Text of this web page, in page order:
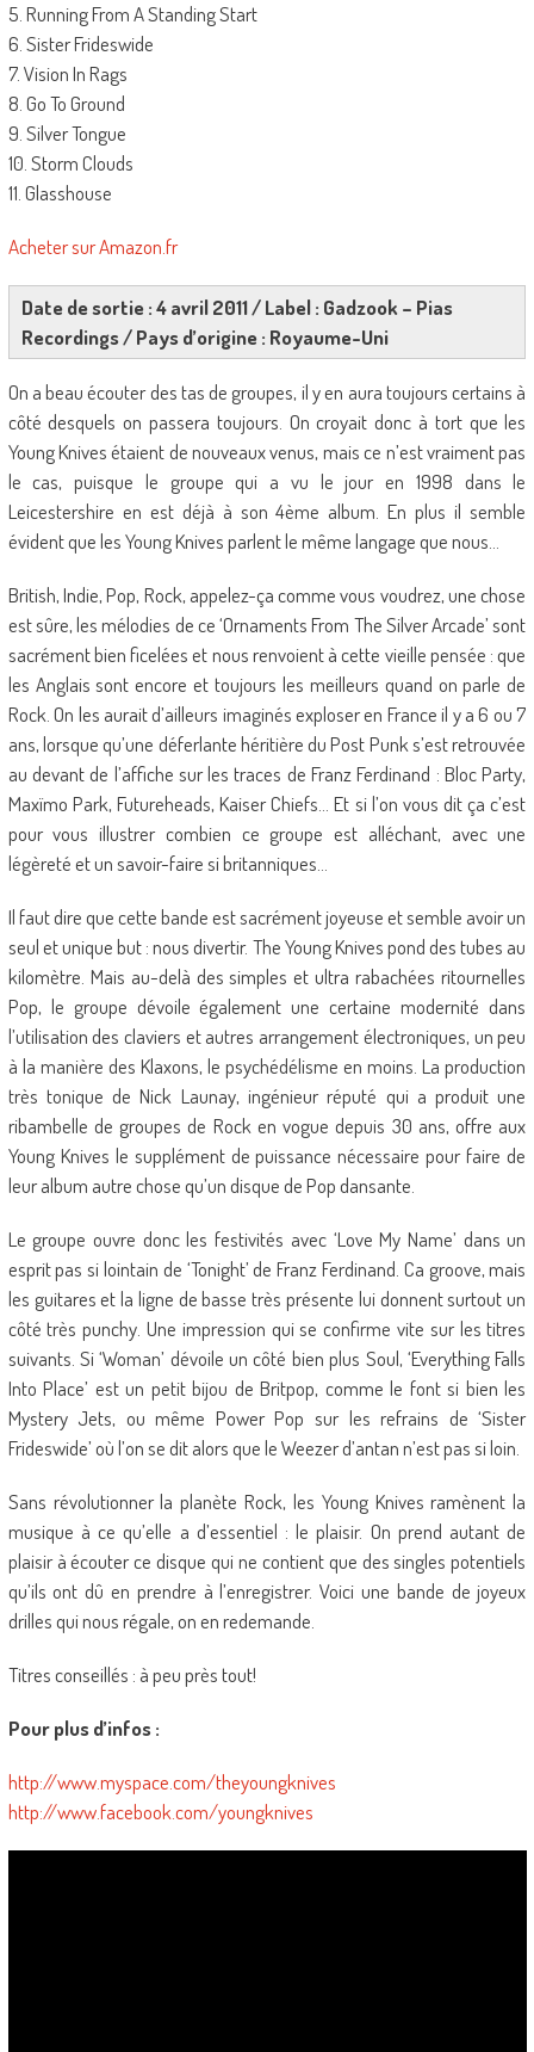
5. Running From A Standing Start
6. Sister Frideswide
7. Vision In Rags
8. Go To Ground
9. Silver Tongue
10. Storm Clouds
11. Glasshouse
Acheter sur Amazon.fr
Date de sortie : 4 avril 2011 / Label : Gadzook – Pias
Recordings / Pays d’origine : Royaume-Uni
On a beau écouter des tas de groupes, il y en aura toujours certains à
côté desquels on passera toujours. On croyait donc à tort que les
Young Knives étaient de nouveaux venus, mais ce n’est vraiment pas
le cas, puisque le groupe qui a vu le jour en 1998 dans le
Leicestershire en est déjà à son 4ème album. En plus il semble
évident que les Young Knives parlent le même langage que nous…
British, Indie, Pop, Rock, appelez-ça comme vous voudrez, une chose
est sûre, les mélodies de ce ‘Ornaments From The Silver Arcade’ sont
sacrément bien ficelées et nous renvoient à cette vieille pensée : que
les Anglais sont encore et toujours les meilleurs quand on parle de
Rock. On les aurait d’ailleurs imaginés exploser en France il y a 6 ou 7
ans, lorsque qu’une déferlante héritière du Post Punk s’est retrouvée
au devant de l’affiche sur les traces de Franz Ferdinand : Bloc Party,
Maxïmo Park, Futureheads, Kaiser Chiefs… Et si l’on vous dit ça c’est
pour vous illustrer combien ce groupe est alléchant, avec une
légèreté et un savoir-faire si britanniques…
Il faut dire que cette bande est sacrément joyeuse et semble avoir un
seul et unique but : nous divertir. The Young Knives pond des tubes au
kilomètre. Mais au-delà des simples et ultra rabachées ritournelles
Pop, le groupe dévoile également une certaine modernité dans
l’utilisation des claviers et autres arrangement électroniques, un peu
à la manière des Klaxons, le psychédélisme en moins. La production
très tonique de Nick Launay, ingénieur réputé qui a produit une
ribambelle de groupes de Rock en vogue depuis 30 ans, offre aux
Young Knives le supplément de puissance nécessaire pour faire de
leur album autre chose qu’un disque de Pop dansante.
Le groupe ouvre donc les festivités avec ‘Love My Name’ dans un
esprit pas si lointain de ‘Tonight’ de Franz Ferdinand. Ca groove, mais
les guitares et la ligne de basse très présente lui donnent surtout un
côté très punchy. Une impression qui se confirme vite sur les titres
suivants. Si ‘Woman’ dévoile un côté bien plus Soul, ‘Everything Falls
Into Place’ est un petit bijou de Britpop, comme le font si bien les
Mystery Jets, ou même Power Pop sur les refrains de ‘Sister
Frideswide’ où l’on se dit alors que le Weezer d’antan n’est pas si loin.
Sans révolutionner la planète Rock, les Young Knives ramènent la
musique à ce qu’elle a d’essentiel : le plaisir. On prend autant de
plaisir à écouter ce disque qui ne contient que des singles potentiels
qu’ils ont dû en prendre à l’enregistrer. Voici une bande de joyeux
drilles qui nous régale, on en redemande.
Titres conseillés : à peu près tout!
Pour plus d’infos :
http://www.myspace.com/theyoungknives
http://www.facebook.com/youngknives